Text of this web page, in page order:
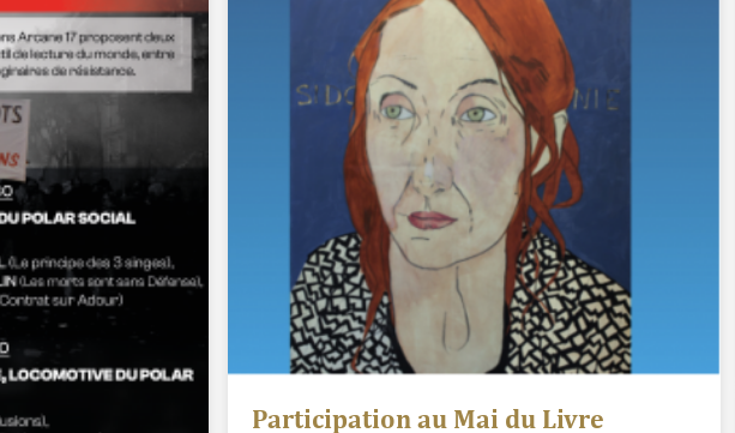
Participation au Mai du Livre